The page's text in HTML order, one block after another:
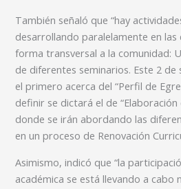
También señaló que “hay
desarrollando paralelamente en las
forma transversal a la comunidad:
de diferentes seminarios. Este 2
el primero acerca del “Perfil de
definir se dictará el de “Elaboración
donde se irán abordando las
en un proceso de Renovación
Asimismo, indicó que “la
académica se está llevando a cabo